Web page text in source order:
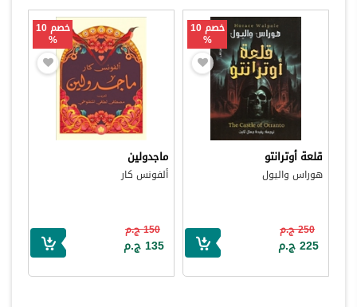
خصم 10
%
قلعة أوترانتو
هوراس واليول
250 ج.م
225 ج.م
خصم 10
%
ماجدولين
ألفونس كار
150 ج.م
135 ج.م